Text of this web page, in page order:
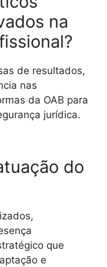
na
de resultados,
nas
da OAB para
jurídica.
do
que
e